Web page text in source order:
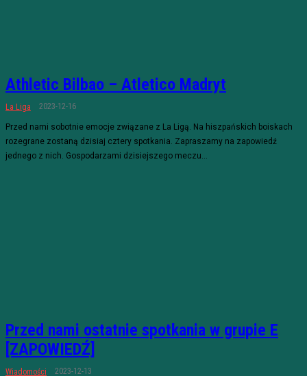
Athletic Bilbao – Atletico Madryt
La Liga 2023-12-16
Przed nami sobotnie emocje związane z La Ligą. Na hiszpańskich boiskach
rozegrane zostaną dzisiaj cztery spotkania. Zapraszamy na zapowiedź
jednego z nich. Gospodarzami dzisiejszego meczu...
Przed nami ostatnie spotkania w grupie E
[ZAPOWIEDŹ]
Wiadomości 2023-12-13